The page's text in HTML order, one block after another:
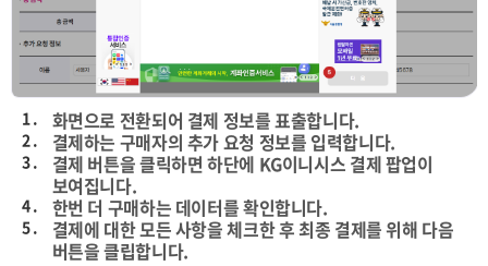
1 . 화면으로 전환되어 결제 정보를 표출합니다.
2 . 결제하는 구매자의 추가 요청 정보를 입력합니다.
3 .
결제 버튼을 클릭하면 하단에 KG이니시스 결제 팝업이
보여집니다.
4 . 한번 더 구매하는 데이터를 확인합니다.
5 .
결제에 대한 모든 사항을 체크한 후 최종 결제를 위해 다음
버튼을 클립합니다.